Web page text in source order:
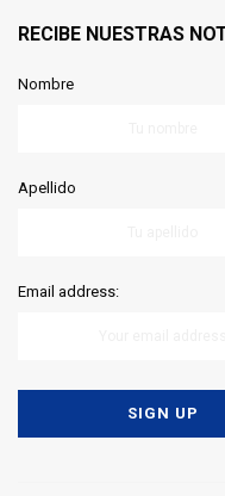
RECIBE NUESTRAS
Nombre
Apellido
Email address: